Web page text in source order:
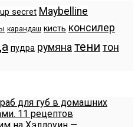
secret Maybelline
карандаш кисть консилер
пудра румяна тени тон
для губ в домашних
11 рецептов
на Хэллоуин —